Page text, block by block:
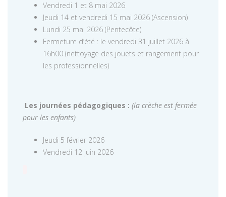
Vendredi 1 et 8 mai 2026
Jeudi 14 et vendredi 15 mai 2026 (Ascension)
Lundi 25 mai 2026 (Pentecôte)
Fermeture d’été : le vendredi 31 juillet 2026 à
16h00 (nettoyage des jouets et rangement pour
les professionnelles)
Les journées pédagogiques : (la crèche est fermée
pour les enfants)
Jeudi 5 février 2026
Vendredi 12 juin 2026